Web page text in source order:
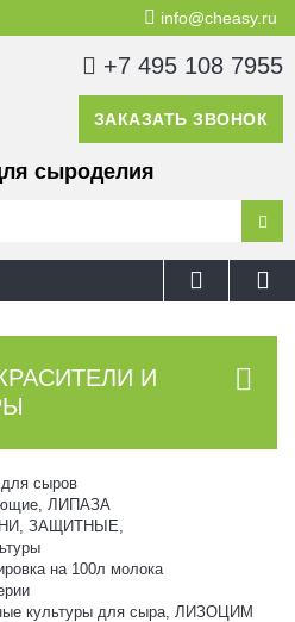
info@cheasy.ru
+7 495 108 7955
ЗАКАЗАТЬ ЗВОНОК
сыроделия
И
сыров
ЛИПАЗА
ЗАЩИТНЫЕ,
на 100л молока
культуры для сыра, ЛИЗОЦИМ